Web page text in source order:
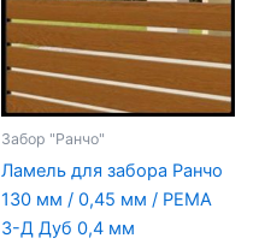
Забор "Ранчо"
Ламель для забора Ранчо
130 мм / 0,45 мм / РЕМА
3-Д Дуб 0,4 мм